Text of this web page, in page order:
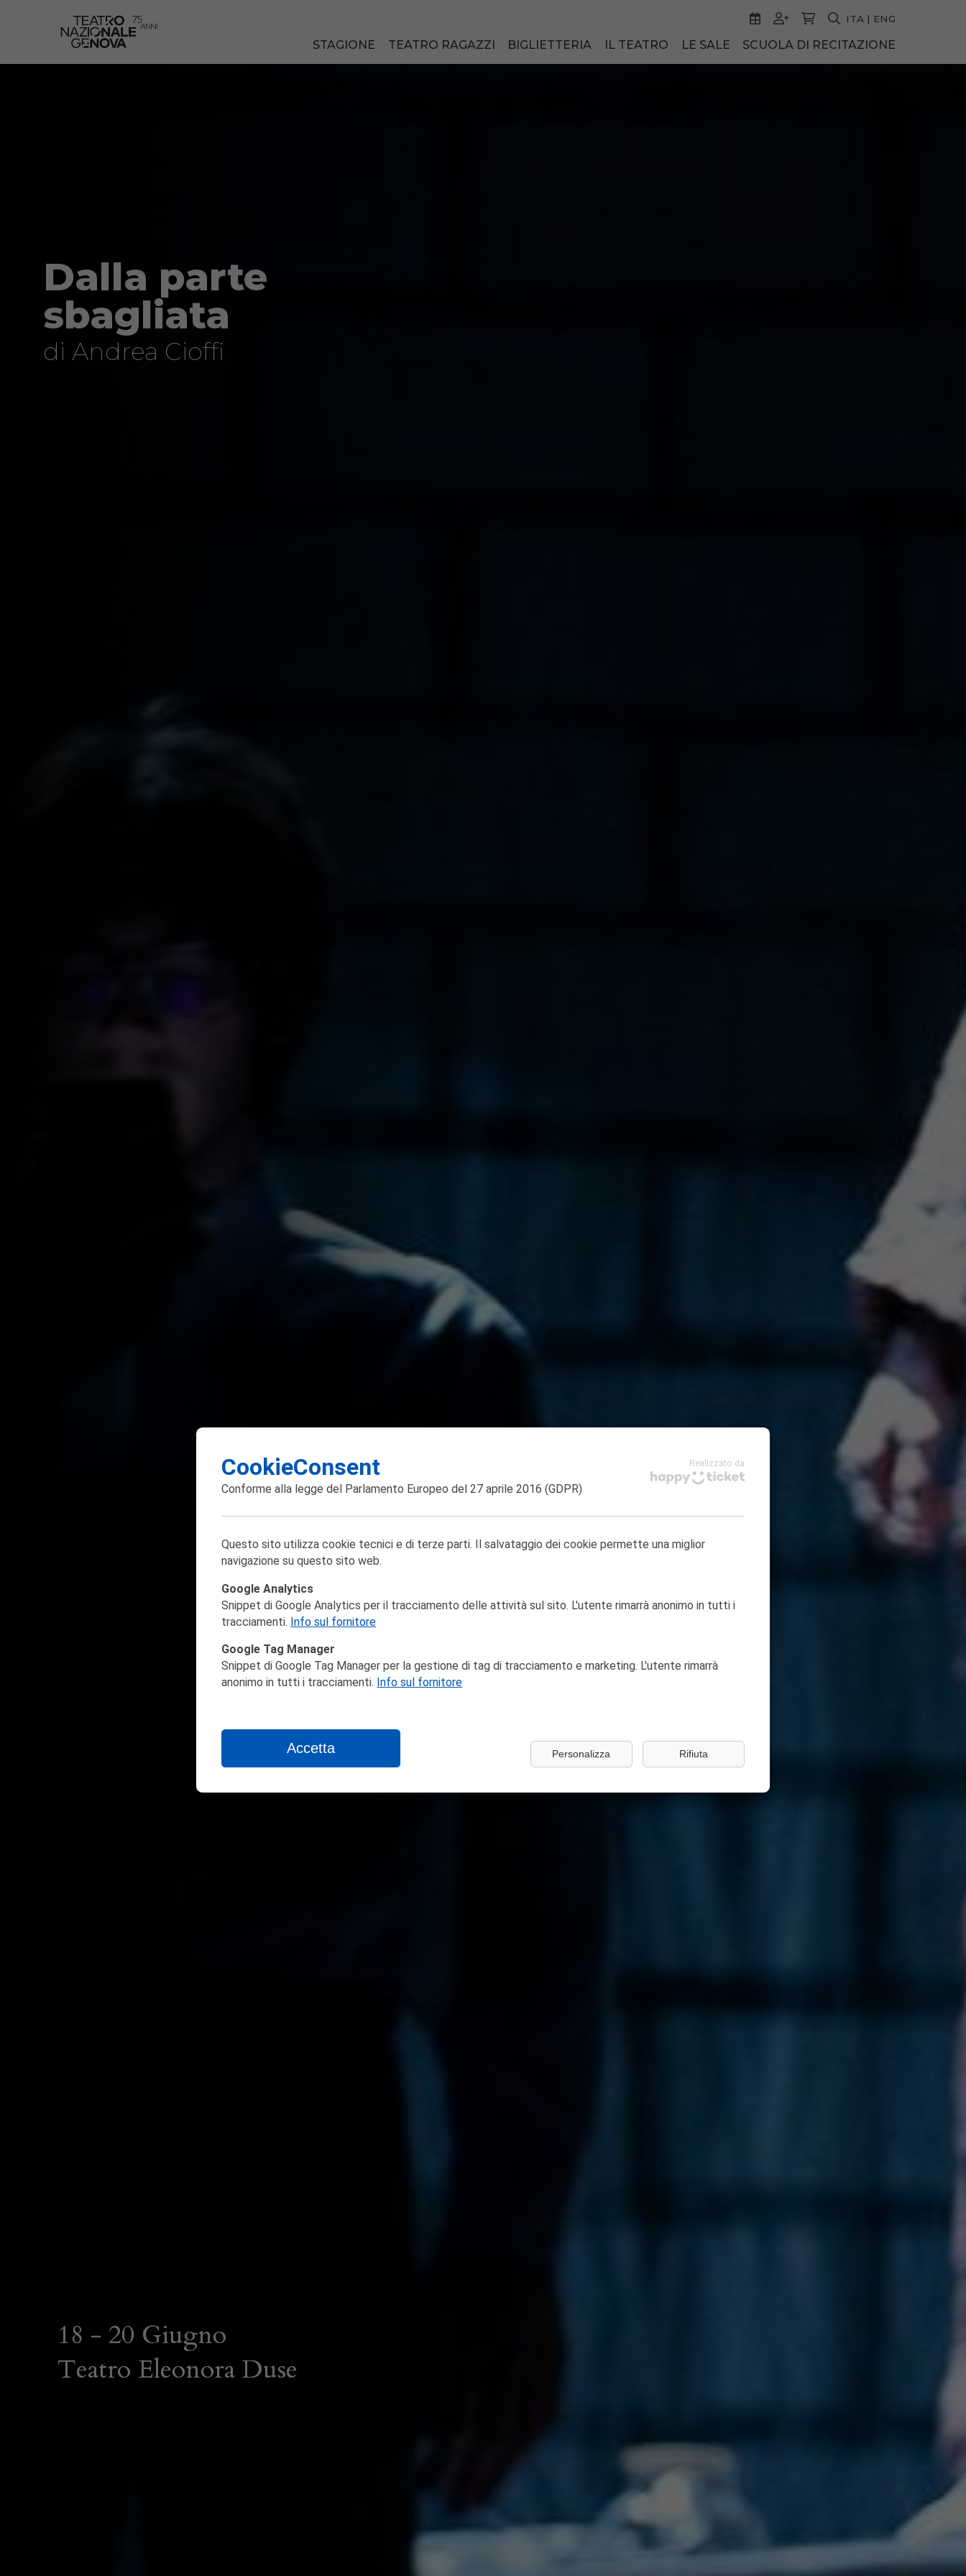
Dalla parte
sbagliata
di Andrea Cioffi
18 - 20 Giugno
Teatro Eleonora Duse
ITA | ENG
STAGIONE TEATRO RAGAZZI BIGLIETTERIA IL TEATRO LE SALE SCUOLA DI RECITAZIONE
CookieConsent
Conforme alla legge del Parlamento Europeo del 27 aprile 2016 (GDPR)
Realizzato da
Questo sito utilizza cookie tecnici e di terze parti. Il salvataggio dei cookie permette una miglior
navigazione su questo sito web.
Google Analytics
Snippet di Google Analytics per il tracciamento delle attività sul sito. L'utente rimarrà anonimo in tutti i
tracciamenti. Info sul fornitore
Google Tag Manager
Snippet di Google Tag Manager per la gestione di tag di tracciamento e marketing. L'utente rimarrà
anonimo in tutti i tracciamenti. Info sul fornitore
Accetta Personalizza Rifiuta